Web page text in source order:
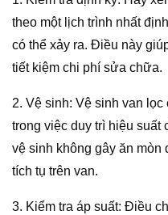
theo một lịch trình nhất
có thể xảy ra. Điều này
tiết kiệm chi phí sửa chữa.
2. Vệ sinh: Vệ sinh van
trong việc duy trì hiệu suất
vệ sinh không gây ăn mòn
tích tụ trên van.
3. Kiểm tra áp suất: Điều